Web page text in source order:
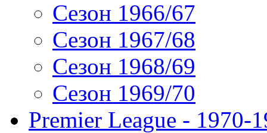
Сезон 1966/67
Сезон 1967/68
Сезон 1968/69
Сезон 1969/70
Premier League - 1970-